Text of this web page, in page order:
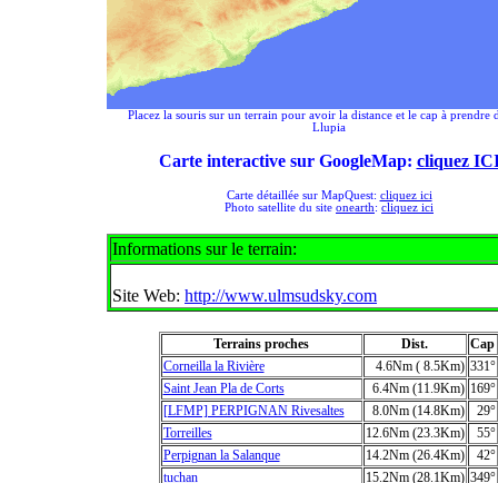
Placez la souris sur un terrain pour avoir la distance et le cap à prendre
Llupia
Carte interactive sur GoogleMap: cliquez
Carte détaillée sur MapQuest: cliquez ici
Photo satellite du site onearth: cliquez ici
Informations sur le terrain:
Site Web: http://www.ulmsudsky.com
Terrains proches Dist.
Cap
Corneilla la Rivière
4.6Nm ( 8.5Km) 331°
Saint Jean Pla de Corts
6.4Nm (11.9Km) 169°
[LFMP] PERPIGNAN Rivesaltes
8.0Nm (14.8Km)
29°
Torreilles
12.6Nm (23.3Km)
55°
Perpignan la Salanque
14.2Nm (26.4Km)
42°
tuchan
15.2Nm (28.1Km) 349°